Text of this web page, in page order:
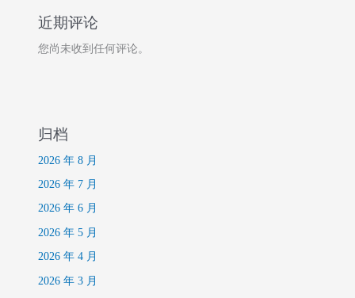
近期评论
您尚未收到任何评论。
归档
2026 年 8 月
2026 年 7 月
2026 年 6 月
2026 年 5 月
2026 年 4 月
2026 年 3 月